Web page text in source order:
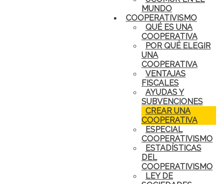
MUNDO
COOPERATIVISMO
QUÉ ES UNA
COOPERATIVA
POR QUÉ ELEGIR
UNA
COOPERATIVA
VENTAJAS
FISCALES
AYUDAS Y
SUBVENCIONES
CREAR UNA
COOPERATIVA
ESPECIAL
COOPERATIVISMO
ESTADÍSTICAS
DEL
COOPERATIVISMO
LEY DE